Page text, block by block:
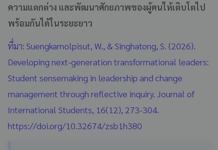
ความแตกต่าง และพัฒนาศักยภาพของผู้คนให้เติบโตไป
พร้อมกันได้ในระยะยาว
ที่มา: Suengkamolpisut, W., & Singhatong, S. (2026).
Developing next-generation transformational leaders:
Student sensemaking in leadership and change
management through reflective inquiry. Journal of
International Students, 16(12), 273-304.
https://doi.org/10.32674/zsb1h380